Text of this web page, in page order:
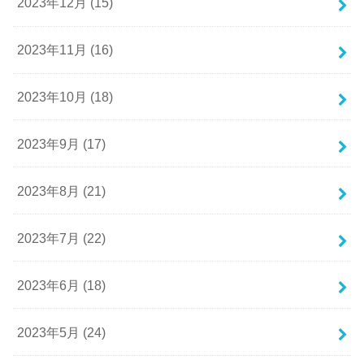
2023年11月 (16)
2023年10月 (18)
2023年9月 (17)
2023年8月 (21)
2023年7月 (22)
2023年6月 (18)
2023年5月 (24)